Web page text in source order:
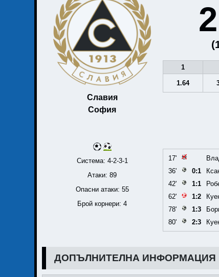
Славия
София
Система: 4-2-3-1
Атаки: 89
Опасни атаки: 55
Брой корнери: 4
1
1.64
17'
36'
0:1
42'
1:1
62'
1:2
78'
1:3
80'
2:3
ДОПЪЛНИТЕЛНА ИНФОРМАЦИЯ